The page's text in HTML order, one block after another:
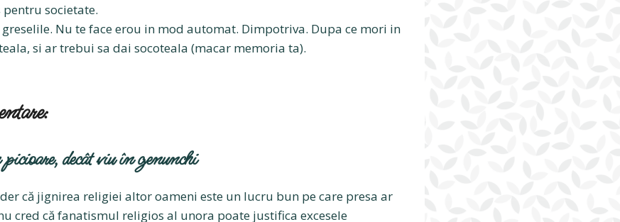
societate.
Nu te face erou in mod automat. Dimpotriva. Dupa ce mori in
si ar trebui sa dai socoteala (macar memoria ta).
decât viu în genunchi
că jignirea religiei altor oameni este un lucru bun pe care presa ar
cred că fanatismul religios al unora poate justifica excesele